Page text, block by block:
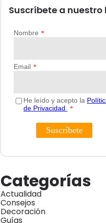
Suscríbete a nuestro
Categorías
Actualidad
Consejos
Decoración
Guías